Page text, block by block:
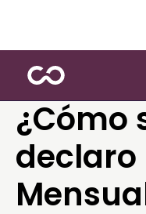
¿Cómo
declaro